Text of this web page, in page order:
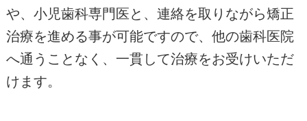
や、小児歯科専門医と、連絡を取りながら矯正
治療を進める事が可能ですので、他の歯科医院
へ通うことなく、一貫して治療をお受けいただ
けます。